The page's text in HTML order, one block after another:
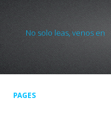
No solo leas, venos en
PAGES